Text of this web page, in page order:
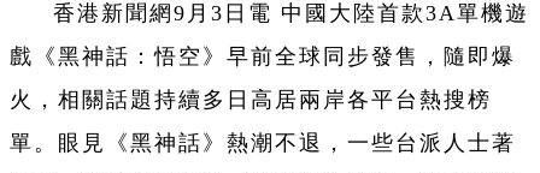
香港新聞網9月3日電 中國大陸首款3A單機遊
戲《黑神話：悟空》早前全球同步發售，隨即爆
火，相關話題持續多日高居兩岸各平台熱搜榜
單。眼見《黑神話》熱潮不退，一些台派人士著